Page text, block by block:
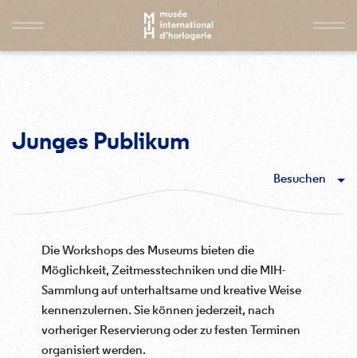
Junges Publikum
Besuchen
Die Workshops des Museums bieten die
Möglichkeit, Zeitmesstechniken und die MIH-
Sammlung auf unterhaltsame und kreative Weise
kennenzulernen. Sie können jederzeit, nach
vorheriger Reservierung oder zu festen Terminen
organisiert werden.